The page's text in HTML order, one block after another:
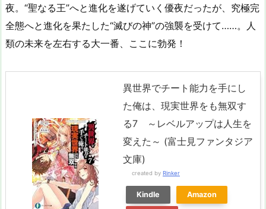
夜。“聖なる王”へと進化を遂げていく優夜だったが、究極完
全態へと進化を果たした“滅びの神”の強襲を受けて……。人
類の未来を左右する大一番、ここに勃発！
異世界でチート能力を手にし
た俺は、現実世界をも無双す
る7 ～レベルアップは人生を
変えた～ (富士見ファンタジア
文庫)
created by Rinker
Kindle Amazon